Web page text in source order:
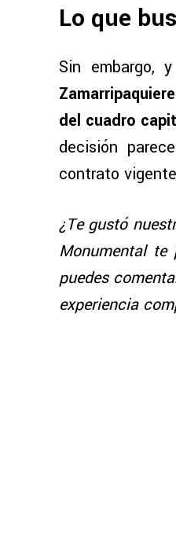
Lo que
Sin embargo,
del cuadro
decisión
contrato
¿Te gustó
Monumental
puedes
experiencia